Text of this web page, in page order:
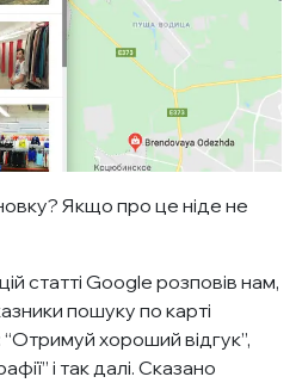
Якщо про це ніде не
статті Google розповів нам,
пошуку по карті
хороший відгук”,
і так далі. Сказано